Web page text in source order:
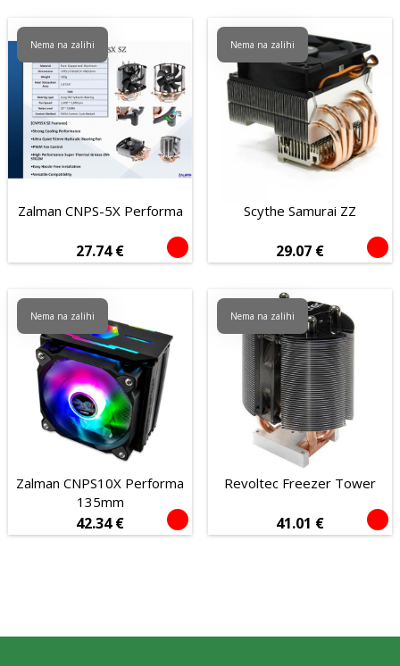
POS oprema
Potrošni materijal
Proizvođač
Veličina ventilatora
120mm
Tip povezivanja
Bežično
Mehanička
Da
Ne
Senzor
Laserski
Optički
Zalman CNPS-5X Performa
27.74€
Nema na zalihi
Scythe Samurai ZZ
29.07 €
Nema na zalihi
Zalman CNPS10X Performa
135mm
42.34€
Nema na zalihi
Revoltec Freezer Tower
41.01 €
Nema na zalihi